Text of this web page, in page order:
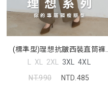
(標準型)理想抗皺西裝直筒褲
MISS
L XL 2XL 3XL 4XL
NT.990
NTD.485